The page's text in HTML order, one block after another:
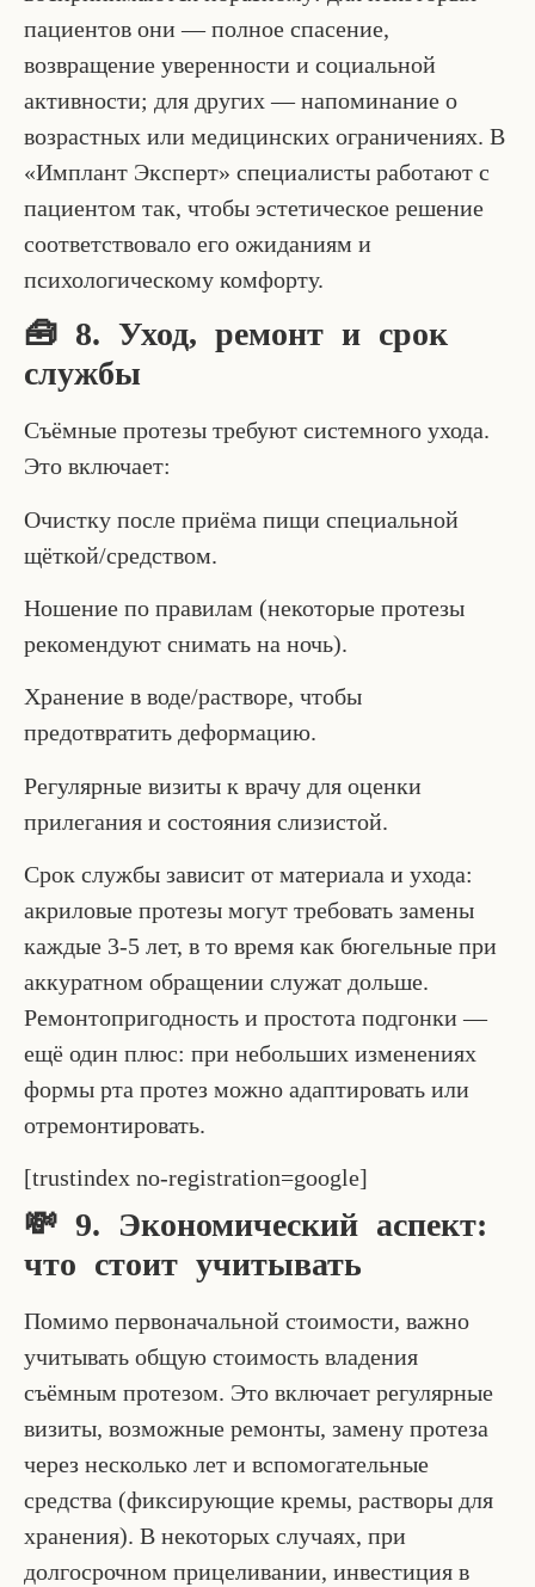
пациентов они — полное спасение,
возвращение уверенности и социальной
активности; для других — напоминание о
возрастных или медицинских ограничениях. В
«Имплант Эксперт» специалисты работают с
пациентом так, чтобы эстетическое решение
соответствовало его ожиданиям и
психологическому комфорту.
🧰 8. Уход, ремонт и срок
службы
Съёмные протезы требуют системного ухода.
Это включает:
Очистку после приёма пищи специальной
щёткой/средством.
Ношение по правилам (некоторые протезы
рекомендуют снимать на ночь).
Хранение в воде/растворе, чтобы
предотвратить деформацию.
Регулярные визиты к врачу для оценки
прилегания и состояния слизистой.
Срок службы зависит от материала и ухода:
акриловые протезы могут требовать замены
каждые 3-5 лет, в то время как бюгельные при
аккуратном обращении служат дольше.
Ремонтопригодность и простота подгонки —
ещё один плюс: при небольших изменениях
формы рта протез можно адаптировать или
отремонтировать.
[trustindex no-registration=google]
💸 9. Экономический аспект:
что стоит учитывать
Помимо первоначальной стоимости, важно
учитывать общую стоимость владения
съёмным протезом. Это включает регулярные
визиты, возможные ремонты, замену протеза
через несколько лет и вспомогательные
средства (фиксирующие кремы, растворы для
хранения). В некоторых случаях, при
долгосрочном прицеливании, инвестиция в